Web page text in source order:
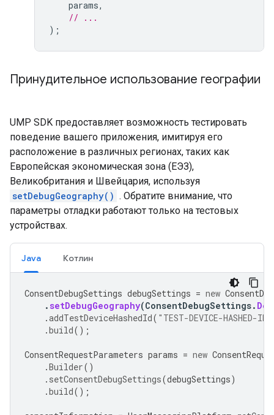
params,
// ...
);
Принудительное использование географии
UMP SDK предоставляет возможность тестировать
поведение вашего приложения, имитируя его
расположение в различных регионах, таких как
Европейская экономическая зона (ЕЭЗ),
Великобритания и Швейцария, используя
setDebugGeography() . Обратите внимание, что
параметры отладки работают только на тестовых
устройствах.
Java Котлин
ConsentDebugSettings debugSettings = new
. setDebugGeography(ConsentDebugSettings.
.addTestDeviceHashedId( "TEST-DEVICE-HASHED-ID"
.build();
ConsentRequestParameters params = new
.Builder()
. setConsentDebugSettings(debugSettings)
.build();